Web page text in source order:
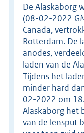
De Alaskaborg
(08-02-2022
Canada,
Rotterdam. De
anodes,
laden van de
Tijdens het
minder hard
02-2022 om
Alaskaborg het
van de lensput